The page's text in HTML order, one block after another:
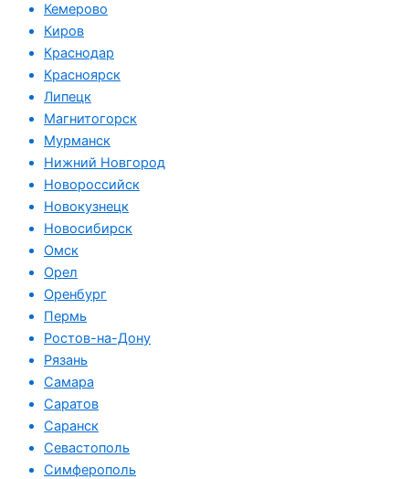
Кемерово
Киров
Краснодар
Красноярск
Липецк
Магнитогорск
Мурманск
Нижний Новгород
Новороссийск
Новокузнецк
Новосибирск
Омск
Орел
Оренбург
Пермь
Ростов-на-Дону
Рязань
Самара
Саратов
Саранск
Севастополь
Симферополь